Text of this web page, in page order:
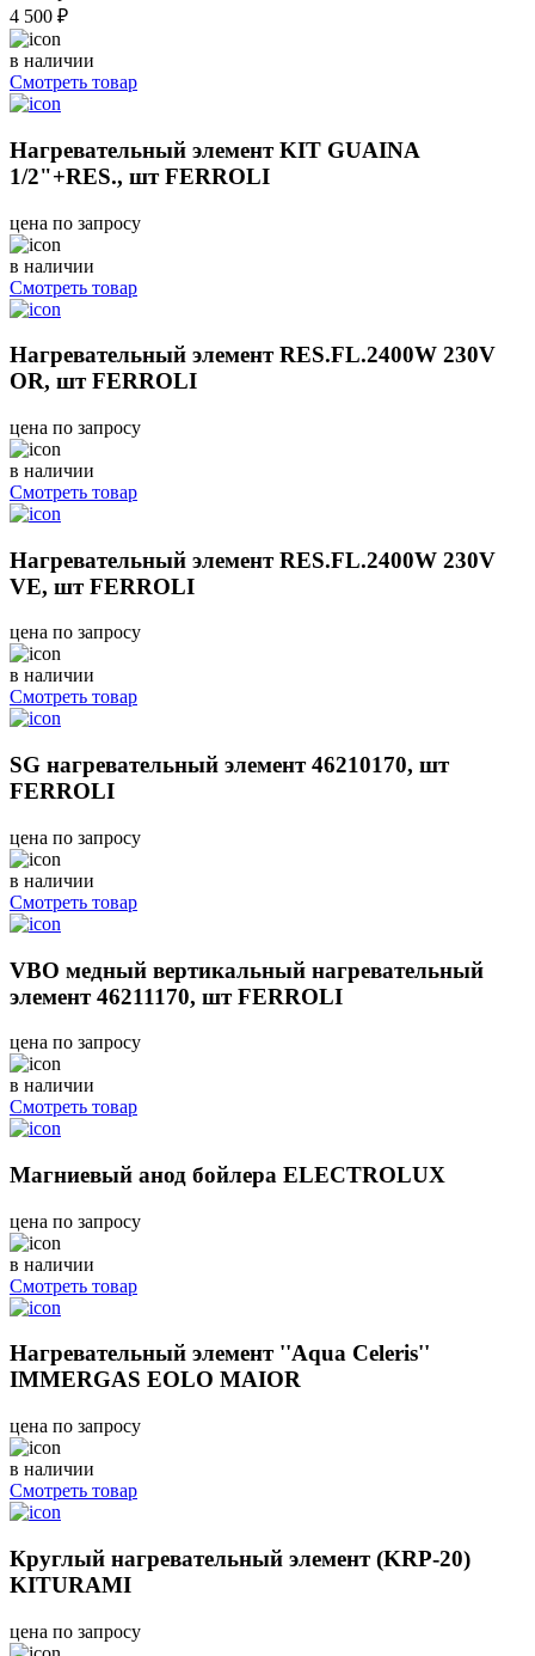
4 500 ₽
в наличии
Смотреть товар
Нагревательный элемент KIT GUAINA
1/2"+RES., шт FERROLI
цена по запросу
в наличии
Смотреть товар
Нагревательный элемент RES.FL.2400W 230V
OR, шт FERROLI
цена по запросу
в наличии
Смотреть товар
Нагревательный элемент RES.FL.2400W 230V
VE, шт FERROLI
цена по запросу
в наличии
Смотреть товар
SG нагревательный элемент 46210170, шт
FERROLI
цена по запросу
в наличии
Смотреть товар
VBO медный вертикальный нагревательный
элемент 46211170, шт FERROLI
цена по запросу
в наличии
Смотреть товар
Магниевый анод бойлера ELECTROLUX
цена по запросу
в наличии
Смотреть товар
Нагревательный элемент ''Aqua Celeris''
IMMERGAS EOLO MAIOR
цена по запросу
в наличии
Смотреть товар
Круглый нагревательный элемент (KRP-20)
KITURAMI
цена по запросу